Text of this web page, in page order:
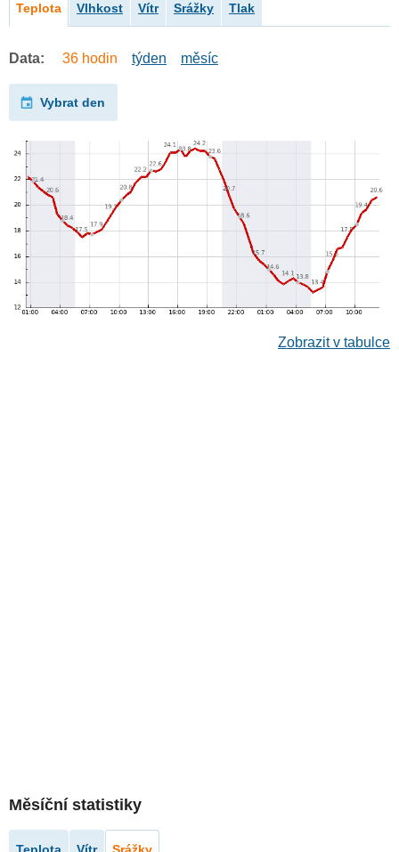
Teplota Vlhkost Vítr Srážky Tlak
Data: 36 hodin týden měsíc
Vybrat den
Zobrazit v tabulce
Měsíční statistiky